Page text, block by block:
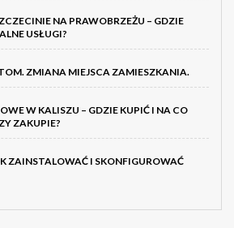
NA PRAWOBRZEŻU – GDZIE
USŁUGI?
ZMIANA MIEJSCA ZAMIESZKANIA.
W KALISZU – GDZIE KUPIĆ I NA CO
ZAKUPIE?
ZAINSTALOWAĆ I SKONFIGUROWAĆ